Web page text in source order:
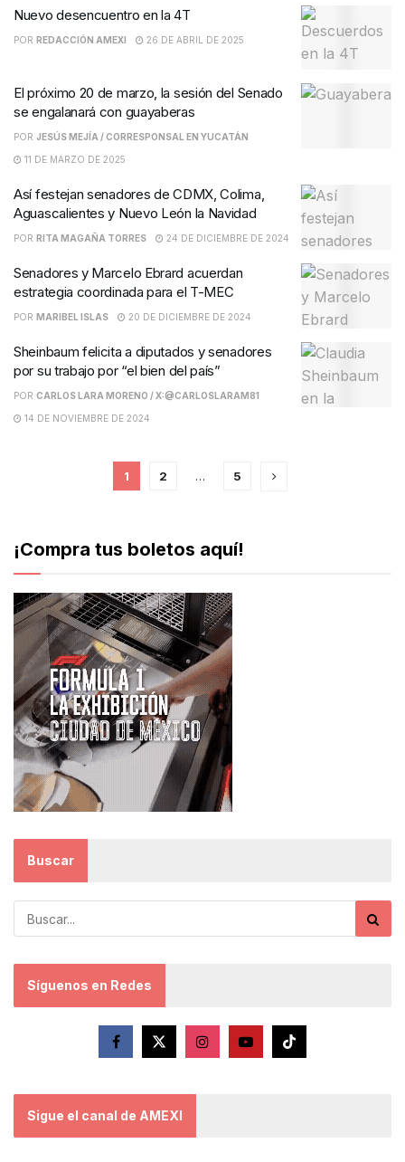
Nuevo desencuentro en la 4T
POR REDACCIÓN AMEXI 26 DE ABRIL DE 2025
El próximo 20 de marzo, la sesión del Senado
se engalanará con guayaberas
POR JESÚS MEJÍA / CORRESPONSAL EN YUCATÁN
11 DE MARZO DE 2025
Así festejan senadores de CDMX, Colima,
Aguascalientes y Nuevo León la Navidad
POR RITA MAGAÑA TORRES 24 DE DICIEMBRE DE 2024
Senadores y Marcelo Ebrard acuerdan
estrategia coordinada para el T-MEC
POR MARIBEL ISLAS 20 DE DICIEMBRE DE 2024
Sheinbaum felicita a diputados y senadores
por su trabajo por “el bien del país”
POR CARLOS LARA MORENO / X:@CARLOSLARAM81
14 DE NOVIEMBRE DE 2024
1 2 … 5
¡Compra tus boletos aquí!
Buscar
Síguenos en Redes
Sigue el canal de AMEXI